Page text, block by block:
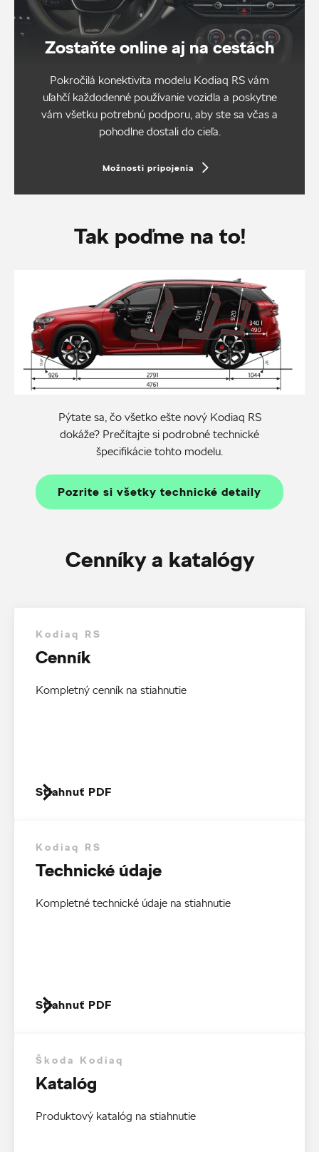
Zostaňte online aj na cestách
Pokročilá konektivita modelu Kodiaq RS vám
uľahčí každodenné používanie vozidla a poskytne
vám všetku potrebnú podporu, aby ste sa včas a
pohodlne dostali do cieľa.
Možnosti pripojenia
Tak poďme na to!
Pýtate sa, čo všetko ešte nový Kodiaq RS
dokáže? Prečítajte si podrobné technické
špecifikácie tohto modelu.
Pozrite si všetky technické detaily
Cenníky a katalógy
Kodiaq RS
Cenník
Kompletný cenník na stiahnutie
Stiahnuť PDF
Kodiaq RS
Technické údaje
Kompletné technické údaje na stiahnutie
Stiahnuť PDF
Škoda Kodiaq
Katalóg
Produktový katalóg na stiahnutie